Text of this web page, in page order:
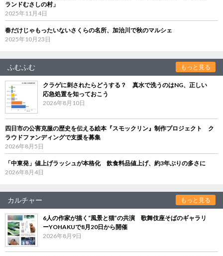
ランドむさしの村」
2025年11月4日
春だけじゃもったいないさくらの名所、加治川で秋のマルシェ
2025年10月23日
ふむふむ もっと見る
クラゲに刺されたらどうする？ 真水で洗うのはNG、正しい
応急処置を知っておこう
2026年8月10日
四日市の公害克服の歴史を伝える絵本『スモックリン』制作プロジェクト ク
ラウドファンディングで支援を募集
2026年8月5日
「中東発」値上げラッシュが本格化 飲食料品値上げ、約3年ぶりの多さに
2026年8月4日
カルチャー もっと見る
6人の作家が描く“風景と猫”の共演 歌舞伎座そばのギャラリ
ーYOHAKUで8月20日から開催
2026年8月9日